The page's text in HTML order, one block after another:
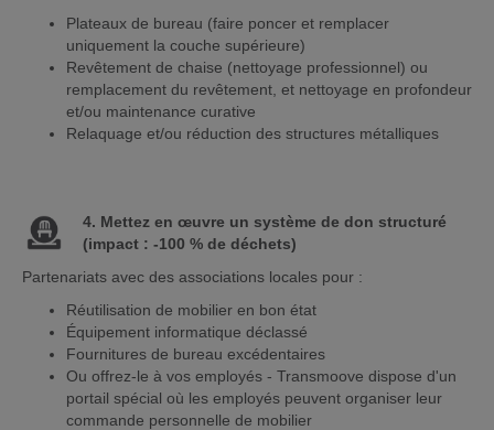
Plateaux de bureau (faire poncer et remplacer
uniquement la couche supérieure)
Revêtement de chaise (nettoyage professionnel) ou
remplacement du revêtement, et nettoyage en profondeur
et/ou maintenance curative
Relaquage et/ou réduction des structures métalliques
4. Mettez en œuvre un système de don structuré
(impact : -100 % de déchets)
Partenariats avec des associations locales pour :
Réutilisation de mobilier en bon état
Équipement informatique déclassé
Fournitures de bureau excédentaires
Ou offrez-le à vos employés - Transmoove dispose d'un
portail spécial où les employés peuvent organiser leur
commande personnelle de mobilier